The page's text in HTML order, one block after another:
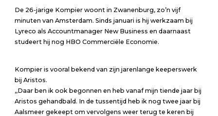
De 26-jarige Kompier woont in Zwanenburg, zo’n vijf
minuten van Amsterdam. Sinds januari is hij werkzaam bij
Lyreco als Accountmanager New Business en daarnaast
studeert hij nog HBO Commerciële Economie.
Kompier is vooral bekend van zijn jarenlange keeperswerk
bij Aristos.
,,Daar ben ik ook begonnen en heb vanaf mijn tiende jaar bij
Aristos gehandbald. In de tussentijd heb ik nog twee jaar bij
Aalsmeer gekeept om vervolgens weer terug te keren bij